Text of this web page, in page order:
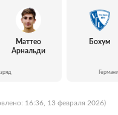
Маттео
Арнальди
Бохум
16:36, 13 февраля 2026)